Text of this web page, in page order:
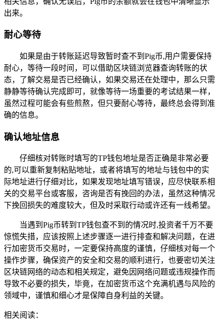
出来。
耐心等待
如果是由于转账延迟导致暂时查不到Pig币,用户需要保持
耐心，等待一段时间，可以借助区块链浏览器查询转账的状
态，了解交易是否已经确认，如果交易还在处理中，那么只需
静静等待确认完成即可，就像等待一场重要的考试结果一样，
虽然过程可能会有些煎熬，但只要耐心等待，最终总会得到准
确的信息。
确认地址信息
仔细核对转账时填写的TP钱包地址是否正确是非常必要
的,可以重新复制粘贴地址，或者将填写的地址与钱包中的实
际地址进行仔细对比，如果发现地址填写错误，应尽快联系相
关的交易平台或客服，咨询是否有挽回的办法，虽然这种情况
下挽回损失的难度较大，但及时采取行动或许还有一线希望。
当遇到Pig币转到TP钱包查不到的情况时,投资者千万不要
惊慌失措，应该按照上述步骤逐一进行排查和解决问题，在进
行加密货币交易时，一定要保持高度的谨慎，仔细核对每一个
操作步骤，确保资产的安全和交易的顺利进行，也要密切关注
区块链网络的动态和相关规定，避免因网络问题或违规操作而
导致不必要的损失，毕竟，在加密货币这个充满机遇与风险的
领域中，谨慎和细心才是保障自身利益的关键。
相关阅读：